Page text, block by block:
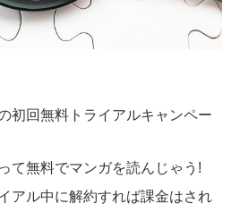
初回無料トライアルキャンペー
て無料でマンガを読んじゃう!
アル中に解約すれば課金はされ